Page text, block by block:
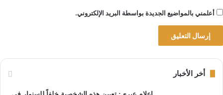
أعلمني بالمواضيع الجديدة بواسطة البريد الإلكتروني.
أخر الأخبار